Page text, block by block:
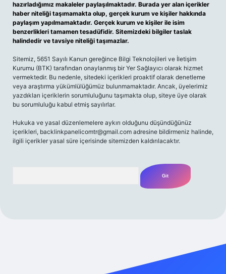
hazırladığımız makaleler paylaşılmaktadır. Burada yer alan içerikler
haber niteliği taşımamakta olup, gerçek kurum ve kişiler hakkında
paylaşım yapılmamaktadır. Gerçek kurum ve kişiler ile isim
benzerlikleri tamamen tesadüfidir. Sitemizdeki bilgiler taslak
halindedir ve tavsiye niteliği taşımazlar.
Sitemiz, 5651 Sayılı Kanun gereğince Bilgi Teknolojileri ve İletişim
Kurumu (BTK) tarafından onaylanmış bir Yer Sağlayıcı olarak hizmet
vermektedir. Bu nedenle, sitedeki içerikleri proaktif olarak denetleme
veya araştırma yükümlülüğümüz bulunmamaktadır. Ancak, üyelerimiz
yazdıkları içeriklerin sorumluluğunu taşımakta olup, siteye üye olarak
bu sorumluluğu kabul etmiş sayılırlar.
Hukuka ve yasal düzenlemelere aykırı olduğunu düşündüğünüz
içerikleri, backlinkpanelicomtr@gmail.com adresine bildirmeniz halinde,
ilgili içerikler yasal süre içerisinde sitemizden kaldırılacaktır.
www.betexper.xyz/